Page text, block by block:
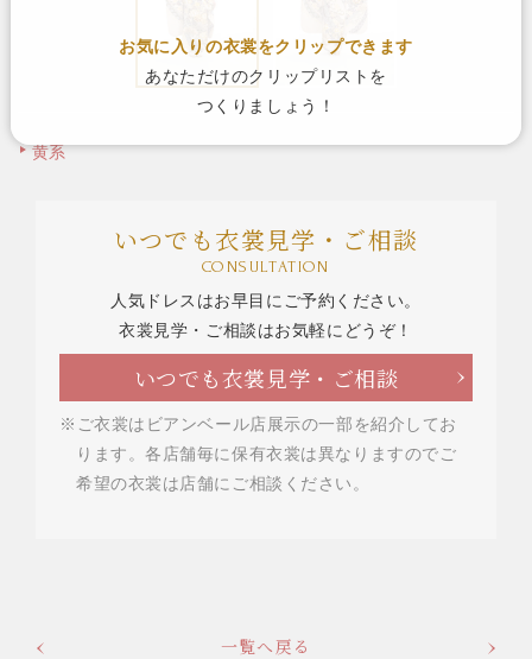
お気に入りの衣裳をクリップできます
あなただけのクリップリストを
つくりましょう！
黄系
いつでも衣裳見学・ご相談
CONSULTATION
人気ドレスはお早目にご予約ください。
衣裳見学・ご相談はお気軽にどうぞ！
いつでも衣裳見学・ご相談
※ご衣裳はビアンベール店展示の一部を紹介してお
ります。各店舗毎に保有衣裳は異なりますのでご
希望の衣裳は店舗にご相談ください。
一覧へ戻る